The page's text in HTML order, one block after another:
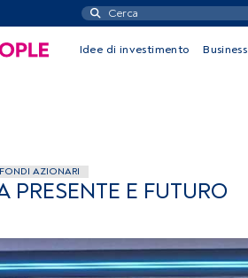
Idee di investimento Business
FONDI AZIONARI
PRESENTE E FUTURO